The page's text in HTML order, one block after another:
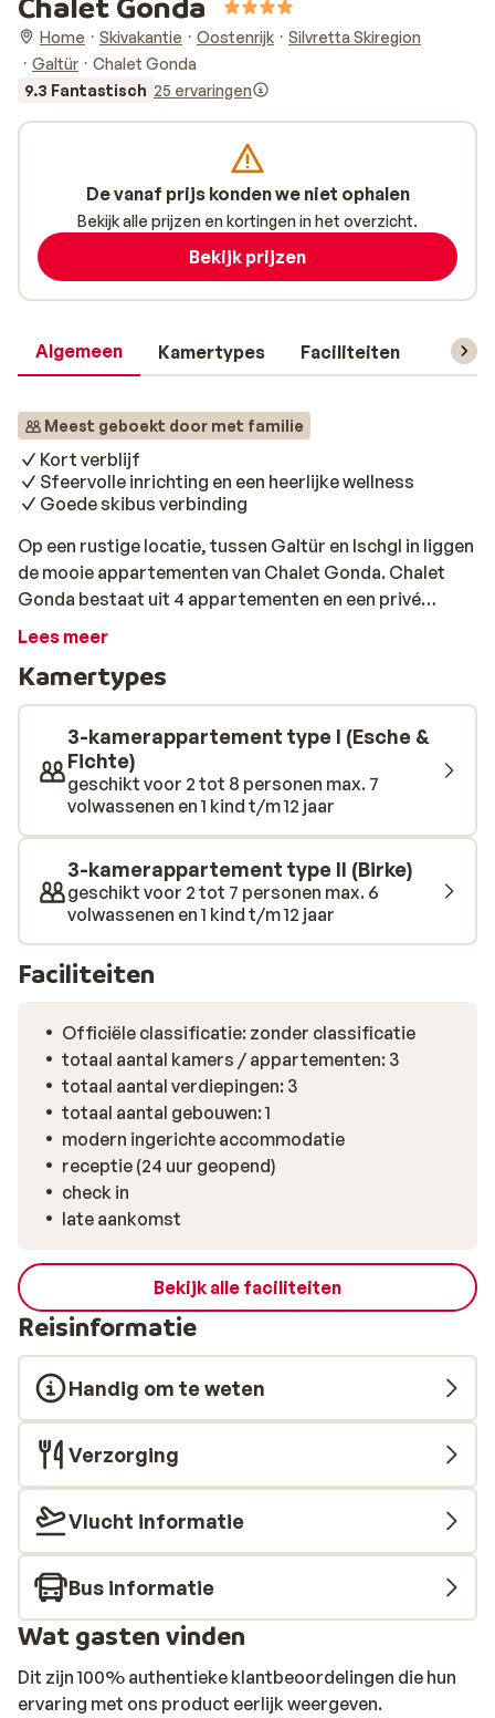
Home Skivakantie Oostenrijk
Silvretta Skiregion
Galtür
Chalet Gonda
9.3 Fantastisch 25 ervaringen
Algemeen Kamertypes Faciliteiten
Meest geboekt door met familie
Kort verblijf
Sfeervolle inrichting en een heerlijke wellness
Goede skibus verbinding
Op een rustige locatie, tussen Galtür en Ischgl in liggen
de mooie appartementen van Chalet Gonda. Chalet
Gonda bestaat uit 4 appartementen en een privé
woning van de eigenaar en eigenaresse. De sklift van
snel naartoe brengt, stopt naast je appartement. Het
centrum van Galtür, waar je terecht kunt voor je
dagelijkse boodschappen lift op 1,5 kilometer afstand
en het centrum van Ischgl op 7 kilometer. De skibus rijdt
naar de skiliften van zowel Ischgl als Galtür. Chalet
Gonda bied je verschillende moderne appartementen
die allemaal ruim en sfeervol zijn ingericht. De
appartementen beschikken over een fijn keuken, 1 of
meerdere verzorgde slaapkamers en een balkon met
uitzicht op de besneeuwde bergtoppen. In het wellness
gedeelte bevindt zich sauna en een infraroodcabine,
waar je na een intensieve dag op de piste lekker kunt
meerdere appartementen en een privé woning. De
eigenaren wonen hier ook. Deze accommodatie is
daarom minder geschikt voor groepen (jongeren),
maar meer geschikt voor families.
Lees meer
Kamertypes
3-kamerappartement type I (Esche &
Fichte)
geschikt voor 2 tot 8 personen max. 7
volwassenen en 1 kind t/m 12 jaar
3-kamerappartement type II (Birke)
geschikt voor 2 tot 7 personen max. 6
volwassenen en 1 kind t/m 12 jaar
Faciliteiten
Officiële classificatie: zonder classificatie
totaal aantal kamers / appartementen: 3
totaal aantal verdiepingen: 3
totaal aantal gebouwen: 1
modern ingerichte accommodatie
receptie (24 uur geopend)
check in
late aankomst
Bekijk alle faciliteiten
Reisinformatie
Handig om te weten
Verzorging
Vlucht informatie
Bus informatie
Wat gasten vinden
Dit zijn 100% authentieke klantbeoordelingen die hun
ervaring met ons product eerlijk weergeven.
De vanaf prijs konden we niet ophalen
Bekijk alle prijzen en kortingen in het overzicht.
Bekijk prijzen